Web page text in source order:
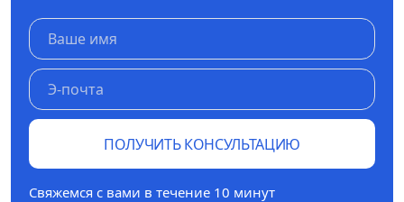
ПОЛУЧИТЬ КОНСУЛЬТАЦИЮ
Свяжемся с вами в течение 10 минут